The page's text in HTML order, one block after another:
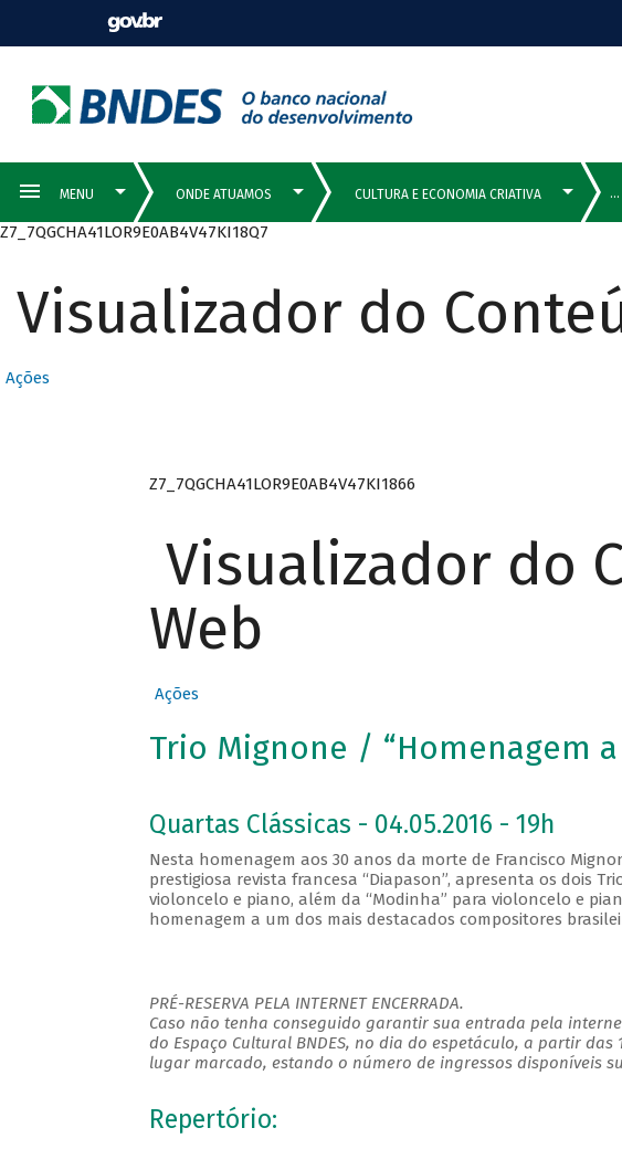
Z7_7QGCHA41LOR9E0AB4V47KI18Q7
Visualizador do
Ações
Z7_7QGCHA41LOR9E0AB4V47KI1866
Visualizador do
Web
Ações
Trio Mignone / “Homenagem
Quartas Clássicas - 04.05.2016 - 19h
Nesta homenagem aos 30 anos da morte de Francisco
prestigiosa revista francesa “Diapason”, apresenta os dois
violoncelo e piano, além da “Modinha” para violoncelo e
homenagem a um dos mais destacados compositores
PRÉ-RESERVA PELA INTERNET ENCERRADA.
Caso não tenha conseguido garantir sua entrada pela
do Espaço Cultural BNDES, no dia do espetáculo, a partir
lugar marcado, estando o número de ingressos disponíveis
Repertório: